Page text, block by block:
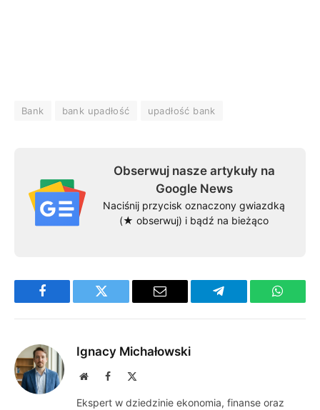
Bank bank upadłość upadłość bank
Obserwuj nasze artykuły na
Google News
Naciśnij przycisk oznaczony gwiazdką
(★ obserwuj) i bądź na bieżąco
Facebook Twitter Email Telegram
Ignacy Michałowski
WebsiteFacebook
Ekspert w dziedzinie ekonomia, finanse oraz